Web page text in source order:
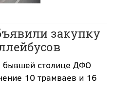
закупку
бывшей столице ДФО
10 трамваев и 16